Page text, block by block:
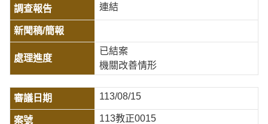
連結
已結案
機關改善情形
113/08/15
113教正0015